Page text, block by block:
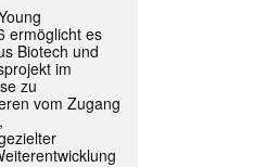
ermöglicht es
Biotech und
im
zu
vom Zugang